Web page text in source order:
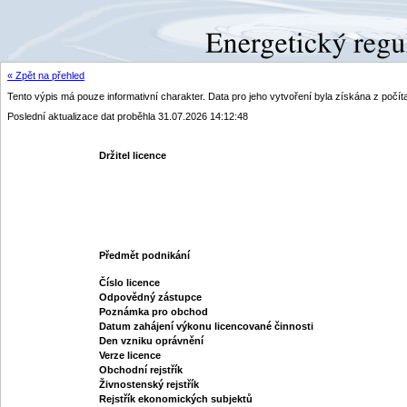
« Zpět na přehled
Tento výpis má pouze informativní charakter. Data pro jeho vytvoření byla získána z
Poslední aktualizace dat proběhla 31.07.2026 14:12:48
Držitel licence
Předmět podnikání
Číslo licence
Odpovědný zástupce
Poznámka pro obchod
Datum zahájení výkonu licencované činnosti
Den vzniku oprávnění
Verze licence
Obchodní rejstřík
Živnostenský rejstřík
Rejstřík ekonomických subjektů